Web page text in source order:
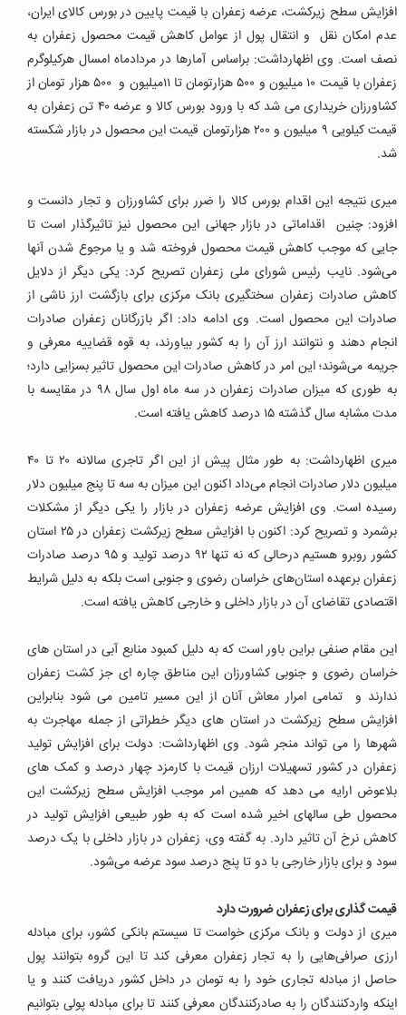
افزایش سطح زیرکشت، عرضه زعفران با قیمت پایین در بورس کالای ایران،
عدم امکان نقل و انتقال پول از عوامل کاهش قیمت محصول زعفران به
نصف است. وی اظهارداشت: براساس آمارها در مردادماه امسال هرکیلوگرم
زعفران با قیمت ۱۰ میلیون و ۵۰۰ هزارتومان تا ۱۱میلیون و ۵۰۰ هزار تومان از
کشاورزان خریداری می شد که با ورود بورس کالا و عرضه ۴۰ تن زعفران به
قیمت کیلویی ۹ میلیون و ۲۰۰ هزارتومان قیمت این محصول در بازار شکسته
شد.
میری نتیجه این اقدام بورس کالا را ضرر برای کشاورزان و تجار دانست و
افزود: چنین اقداماتی در بازار جهانی این محصول نیز تاثیرگذار است تا
جایی که موجب کاهش قیمت محصول فروخته شد و یا مرجوع شدن آنها
می‌شود. نایب رئیس شورای ملی زعفران تصریح کرد: یکی دیگر از دلایل
کاهش صادرات زعفران سختگیری بانک مرکزی برای بازگشت ارز ناشی از
صادرات این محصول است. وی ادامه داد: اگر بازرگانان زعفران صادرات
انجام دهند و نتوانند ارز آن را به کشور بیاورند، به قوه قضاییه معرفی و
جریمه می‌شوند؛ این امر در کاهش صادرات این محصول تاثیر بسزایی دارد؛
به طوری که میزان صادرات زعفران در سه ماه اول سال ۹۸ در مقایسه با
مدت مشابه سال گذشته ۱۵ درصد کاهش یافته است.
میری اظهارداشت: به طور مثال پیش از این اگر تاجری سالانه ۲۰ تا ۴۰
میلیون دلار صادرات انجام می‌داد اکنون این میزان به سه تا پنج میلیون دلار
رسیده است. وی افزایش عرضه زعفران در بازار را یکی دیگر از مشکلات
برشمرد و تصریح کرد: اکنون با افزایش سطح زیرکشت زعفران در ۲۵ استان
کشور روبرو هستیم درحالی که نه تنها ۹۲ درصد تولید و ۹۵ درصد صادرات
زعفران برعهده استان‌های خراسان رضوی و جنوبی است بلکه به دلیل شرایط
اقتصادی تقاضای آن در بازار داخلی و خارجی کاهش یافته است.
این مقام صنفی براین باور است که به دلیل کمبود منابع آبی در استان های
خراسان رضوی و جنوبی کشاورزان این مناطق چاره ای جز کشت زعفران
ندارند و تمامی امرار معاش آنان از این مسیر تامین می شود بنابراین
افزایش سطح زیرکشت در استان های دیگر خطراتی از جمله مهاجرت به
شهرها را می تواند منجر شود. وی اظهارداشت: دولت برای افزایش تولید
زعفران در کشور تسهیلات ارزان قیمت با کارمزد چهار درصد و کمک های
بلاعوض ارایه می دهد که همین امر موجب افزایش سطح زیرکشت این
محصول طی سالهای اخیر شده است که به طور طبیعی افزایش تولید در
کاهش نرخ آن تاثیر دارد. به گفته وی، زعفران در بازار داخلی با یک درصد
سود و برای بازار خارجی با دو تا پنج درصد سود عرضه می‌شود.
قیمت گذاری برای زعفران ضرورت دارد
میری از دولت و بانک مرکزی خواست تا سیستم بانکی کشور، برای مبادله
ارزی صرافی‌هایی را به تجار زعفران معرفی کند تا این گروه بتوانند پول
حاصل از مبادله تجاری خود را به تومان در داخل کشور دریافت کنند و یا
اینکه واردکنندگان را به صادرکنندگان معرفی کنند تا برای مبادله پولی بتوانیم